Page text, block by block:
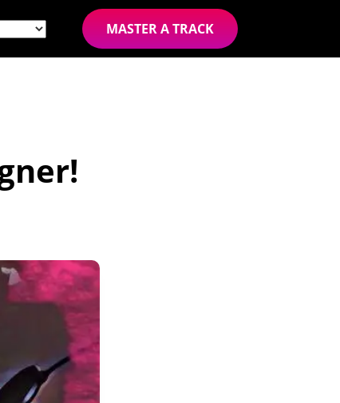
MASTER A TRACK